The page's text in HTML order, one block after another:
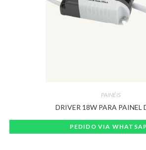
PAINÉIS
DRIVER 18W PARA PAINEL
PEDIDO VIA